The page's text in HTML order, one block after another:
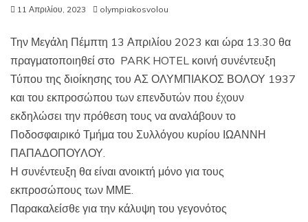
11 Απριλίου, 2023 olympiakosvolou
Την Μεγάλη Πέμπτη 13 Απριλίου 2023 και ώρα 13.30 θα
πραγματοποιηθεί στο PARK HOTEL κοινή συνέντευξη
Τύπου της διοίκησης του ΑΣ ΟΛΥΜΠΙΑΚΟΣ ΒΟΛΟΥ 1937
και του εκπροσώπου των επενδυτών που έχουν
εκδηλώσει την πρόθεση τους να αναλάβουν το
Ποδοσφαιρικό Τμήμα του Συλλόγου κυρίου ΙΩΑΝΝΗ
ΠΑΠΑΔΟΠΟΥΛΟΥ.
Η συνέντευξη θα είναι ανοικτή μόνο για τους
εκπροσώπους των ΜΜΕ.
Παρακαλείσθε για την κάλυψη του γεγονότος